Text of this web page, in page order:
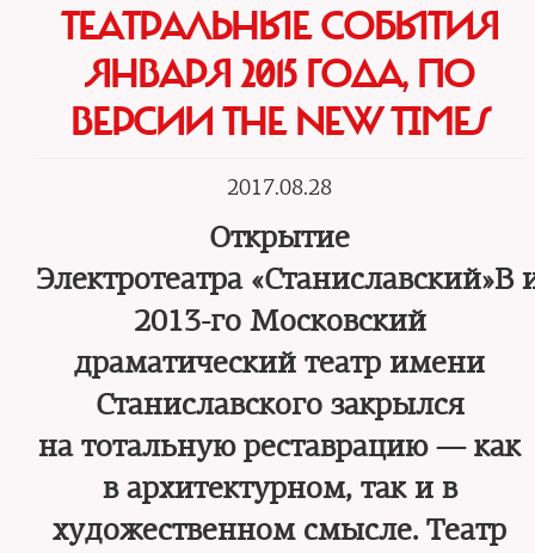
ТЕАТРАЛЬНЫЕ СОБЫТИЯ
ЯНВАРЯ 2015 ГОДА, ПО
ВЕРСИИ THE NEW TIMES
2017.08.28
Открытие
Электротеатра «Станиславский»В
2013-го Московский
драматический театр имени
Станиславского закрылся
на тотальную реставрацию — как
в архитектурном, так и в
художественном смысле. Театр